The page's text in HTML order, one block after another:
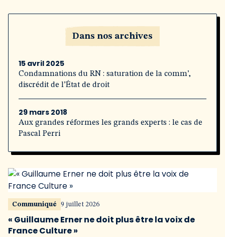
Dans nos archives
15 avril 2025
Condamnations du RN : saturation de la comm’,
discrédit de l’État de droit
29 mars 2018
Aux grandes réformes les grands experts : le cas de
Pascal Perri
Communiqué 9 juillet 2026
« Guillaume Erner ne doit plus être la voix de
France Culture »